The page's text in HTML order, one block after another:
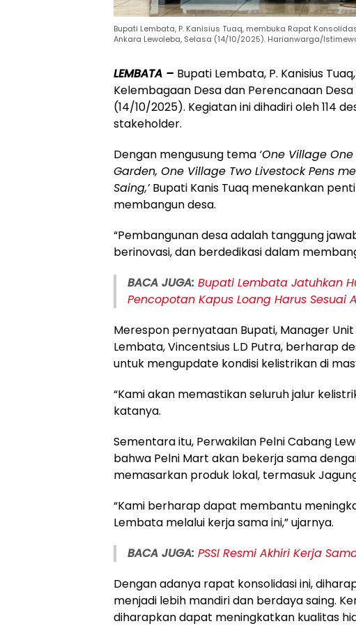
Bupati Lembata, P. Kanisius Tuaq, membuka Rapat
Ankara Lewoleba, Selasa (14/10/2025). Harianwarga/
LEMBATA – Bupati Lembata, P. Kanisius
Kelembagaan Desa dan Perencanaan
(14/10/2025). Kegiatan ini dihadiri oleh 114
stakeholder.
Dengan mengusung tema ‘One Village
Garden, One Village Two Livestock Pens
Saing,’Bupati Kanis Tuaq menekankan
membangun desa.
“Pembangunan desa adalah tanggung
berinovasi, dan berdedikasi dalam
BACA JUGA: Bupati Lembata Jatuhkan
Pencopotan Kapus Loang Harus Sesuai
Merespon pernyataan Bupati, Manager
Lembata, Vincentsius L.D Putra, berharap
untuk mengupdate kondisi kelistrikan di
“Kami akan memastikan seluruh jalur
katanya.
Sementara itu, Perwakilan Pelni Cabang
bahwa Pelni Mart akan bekerja sama
memasarkan produk lokal, termasuk Jagung
“Kami berharap dapat membantu
Lembata melalui kerja sama ini,” ujarnya.
BACA JUGA: PSSI Resmi Akhiri Kerja
Dengan adanya rapat konsolidasi ini,
menjadi lebih mandiri dan berdaya saing.
diharapkan dapat meningkatkan kualitas